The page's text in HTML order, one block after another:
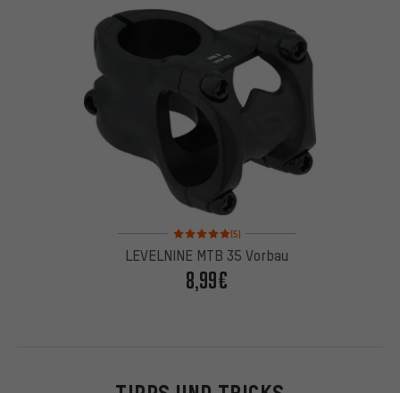
Bewertungen: 5 von 5 basierend auf 5
(5)
LEVELNINE MTB 35 Vorbau
8,99€